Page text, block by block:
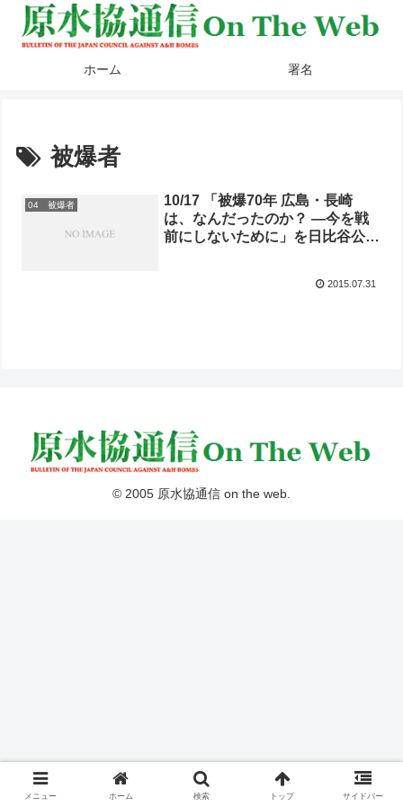
ホーム 署名
被爆者
04 被爆者
10/17 「被爆70年 広島・長崎
は、なんだったのか？ ―今を戦
前にしないために」を日比谷公会
2015.07.31
© 2005 原水協通信 on the web.
メニュー ホーム 検索 トップ サイドバー